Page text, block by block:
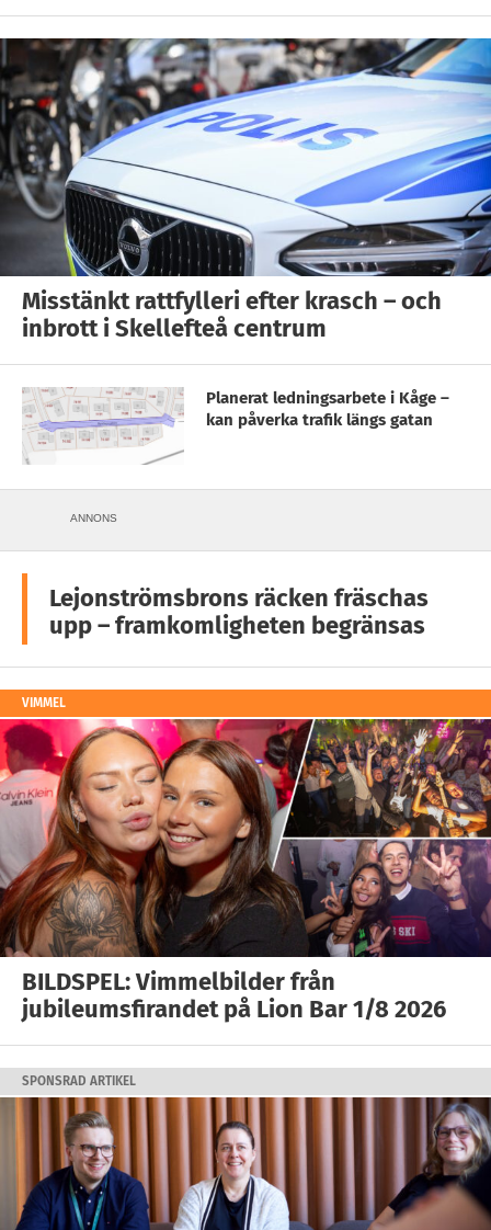
Misstänkt rattfylleri efter krasch – och
inbrott i Skellefteå centrum
Planerat ledningsarbete i Kåge –
kan påverka trafik längs gatan
ANNONS
Lejonströmsbrons räcken fräschas
upp – framkomligheten begränsas
VIMMEL
BILDSPEL: Vimmelbilder från
jubileumsfirandet på Lion Bar 1/8 2026
SPONSRAD ARTIKEL